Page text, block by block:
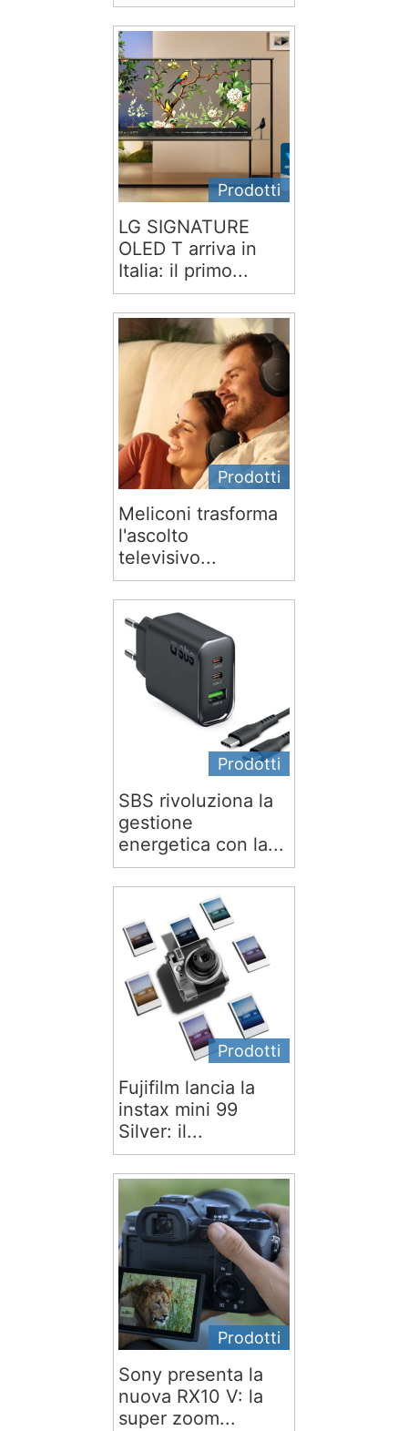
Prodotti
LG SIGNATURE
OLED T arriva in
Italia: il primo...
Prodotti
Meliconi trasforma
l'ascolto
televisivo...
Prodotti
SBS rivoluziona la
gestione
energetica con la...
Prodotti
Fujifilm lancia la
instax mini 99
Silver: il...
Prodotti
Sony presenta la
nuova RX10 V: la
super zoom...